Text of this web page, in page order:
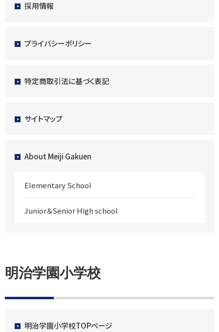
採用情報
プライバシーポリシー
特定商取引法に基づく表記
サイトマップ
About Meiji Gakuen
Elementary School
Junior＆Senior High school
明治学園小学校
明治学園小学校TOPページ